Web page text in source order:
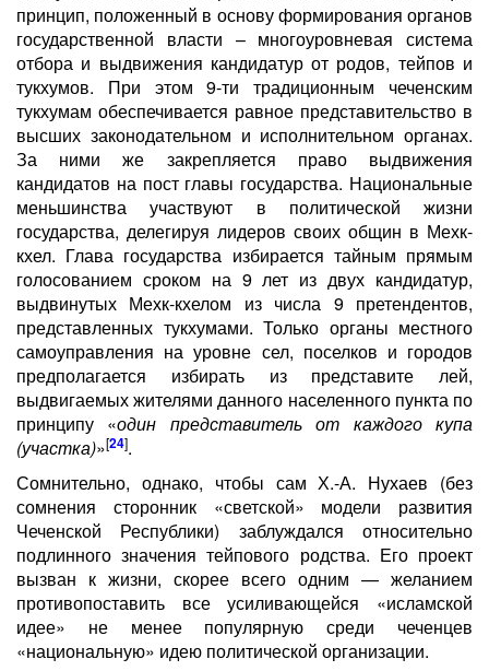
принцип, положенный в основу формирования органов
государственной власти – многоуровневая система
отбора и выдвижения кандидатур от родов, тейпов и
тукхумов. При этом 9-ти традиционным чеченским
тукхумам обеспечивается равное представительство в
высших законодательном и исполнительном органах.
За ними же закрепляется право выдвижения
кандидатов на пост главы государства. Национальные
меньшинства участвуют в политической жизни
государства, делегируя лидеров своих общин в Мехк-
кхел. Глава государства избирается тайным прямым
голосованием сроком на 9 лет из двух кандидатур,
выдвинутых Мехк-кхелом из числа 9 претендентов,
представленных тукхумами. Только органы местного
самоуправления на уровне сел, поселков и городов
предполагается избирать из представите лей,
выдвигаемых жителями данного населенного пункта по
принципу «один представитель от каждого купа
(участка)»[24].
Сомнительно, однако, чтобы сам Х.-А. Нухаев (без
сомнения сторонник «светской» модели развития
Чеченской Республики) заблуждался относительно
подлинного значения тейпового родства. Его проект
вызван к жизни, скорее всего одним — желанием
противопоставить все усиливающейся «исламской
идее» не менее популярную среди чеченцев
«национальную» идею политической организации.